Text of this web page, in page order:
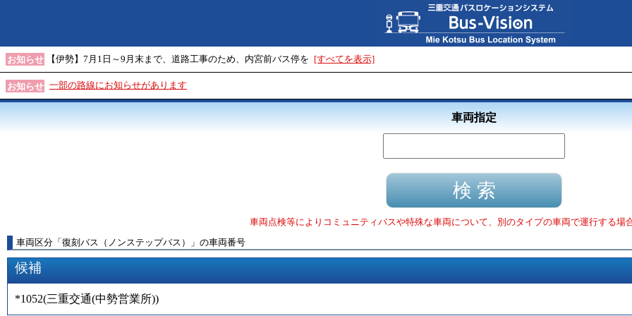
お知らせ 【伊勢】7月1日～9月末まで、道路工事のため、内宮前バス停を [すべてを表示]
お知らせ 一部の路線にお知らせがあります
車両指定
車両点検等によりコミュニティバスや特殊な車両について、別のタイプの車両で運行する場
車両区分 「 復刻バス（ノンステップバス） 」 の車両番号
候補
*1052(三重交通(中勢営業所))